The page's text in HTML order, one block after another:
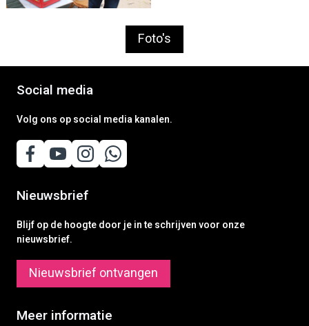
Foto's
Social media
Volg ons op social media kanalen.
Nieuwsbrief
Blijf op de hoogte door je in te schrijven voor onze
nieuwsbrief.
Nieuwsbrief ontvangen
Meer informatie